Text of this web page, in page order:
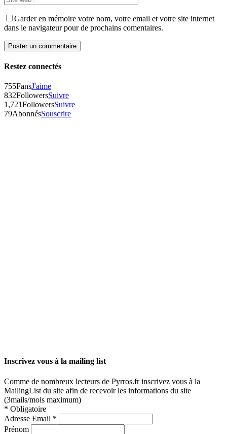
Garder en mémoire votre nom, votre email et votre site internet
dans le navigateur pour de prochains comentaires.
Restez connectés
755FansJ'aime
832FollowersSuivre
1,721FollowersSuivre
79AbonnésSouscrire
Inscrivez vous à la mailing list
Comme de nombreux lecteurs de Pyrros.fr inscrivez vous à la
MailingList du site afin de recevoir les informations du site
(3mails/mois maximum)
* Obligatoire
Adresse Email *
Prénom